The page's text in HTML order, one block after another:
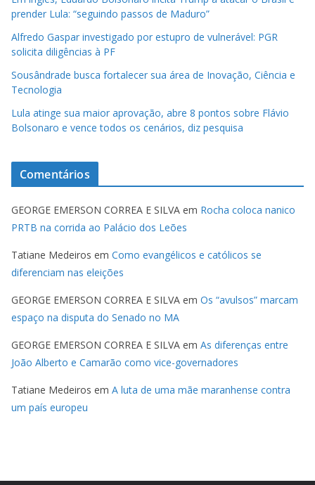
prender Lula: “seguindo passos de Maduro”
Alfredo Gaspar investigado por estupro de vulnerável: PGR
solicita diligências à PF
Sousândrade busca fortalecer sua área de Inovação, Ciência e
Tecnologia
Lula atinge sua maior aprovação, abre 8 pontos sobre Flávio
Bolsonaro e vence todos os cenários, diz pesquisa
Comentários
GEORGE EMERSON CORREA E SILVA em Rocha coloca nanico
PRTB na corrida ao Palácio dos Leões
Tatiane Medeiros em Como evangélicos e católicos se
diferenciam nas eleições
GEORGE EMERSON CORREA E SILVA em Os “avulsos” marcam
espaço na disputa do Senado no MA
GEORGE EMERSON CORREA E SILVA em As diferenças entre
João Alberto e Camarão como vice-governadores
Tatiane Medeiros em A luta de uma mãe maranhense contra
um país europeu